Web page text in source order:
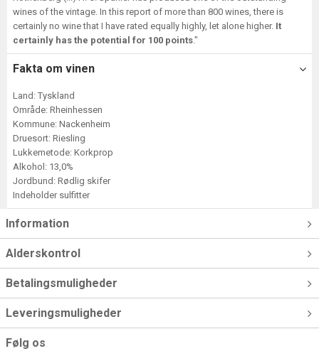
wines of the vintage. In this report of more than 800 wines, there is
certainly no wine that I have rated equally highly, let alone higher. It
certainly has the potential for 100 points."
Fakta om vinen
Land: Tyskland
Område: Rheinhessen
Kommune: Nackenheim
Druesort: Riesling
Lukkemetode: Korkprop
Alkohol: 13,0%
Jordbund: Rødlig skifer
Indeholder sulfitter
Information
Alderskontrol
Betalingsmuligheder
Leveringsmuligheder
Følg os